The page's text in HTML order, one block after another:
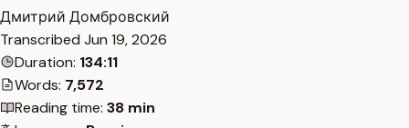
Дмитрий Домбровский
Transcribed Jun 19, 2026
Duration: 134:11
Words: 7,572
Reading time: 38 min